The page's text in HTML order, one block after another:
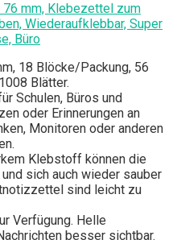
mm, Klebezettel zum
Wiederaufklebbar, Super
Büro
18 Blöcke/Packung, 56
Blätter.
Schulen, Büros und
oder Erinnerungen an
Monitoren oder anderen
Klebstoff können die
sich auch wieder sauber
sind leicht zu
Verfügung. Helle
besser sichtbar.